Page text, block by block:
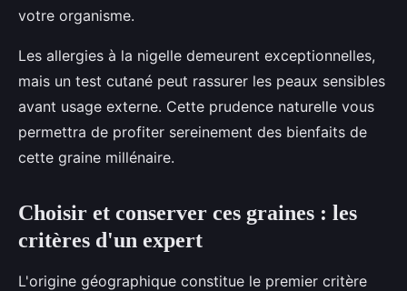
votre organisme.
Les allergies à la nigelle demeurent exceptionnelles,
mais un test cutané peut rassurer les peaux sensibles
avant usage externe. Cette prudence naturelle vous
permettra de profiter sereinement des bienfaits de
cette graine millénaire.
Choisir et conserver ces graines : les
critères d'un expert
L'origine géographique constitue le premier critère